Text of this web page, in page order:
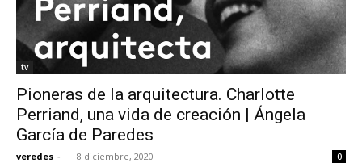
tv
Pioneras de la arquitectura. Charlotte
Perriand, una vida de creación | Ángela
García de Paredes
veredes - 8 diciembre, 2020 0